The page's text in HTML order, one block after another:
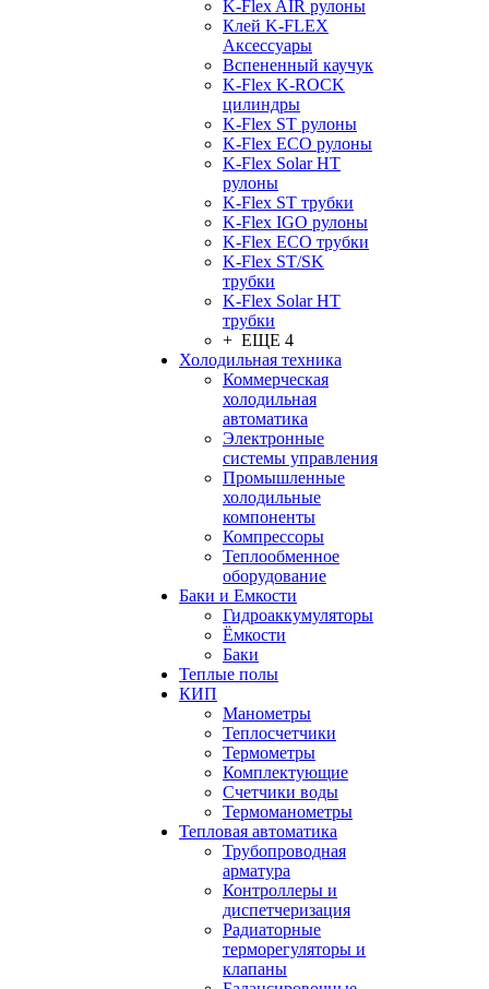
K-Flex AIR рулоны
Клей K-FLEX
Аксессуары
Вспененный каучук
K-Flex K-ROCK
цилиндры
K-Flex ST рулоны
K-Flex ECO рулоны
K-Flex Solar HT
рулоны
K-Flex ST трубки
K-Flex IGO рулоны
K-Flex ECO трубки
K-Flex ST/SK
трубки
K-Flex Solar HT
трубки
+ ЕЩЕ 4
Холодильная техника
Коммерческая
холодильная
автоматика
Электронные
системы управления
Промышленные
холодильные
компоненты
Компрессоры
Теплообменное
оборудование
Баки и Емкости
Гидроаккумуляторы
Ёмкости
Баки
Теплые полы
КИП
Манометры
Теплосчетчики
Термометры
Комплектующие
Счетчики воды
Термоманометры
Тепловая автоматика
Трубопроводная
арматура
Контроллеры и
диспетчеризация
Радиаторные
терморегуляторы и
клапаны